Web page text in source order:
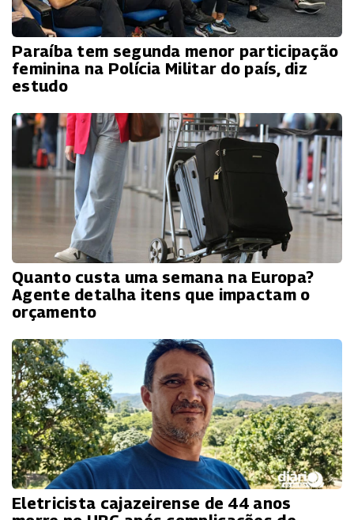
Paraíba tem segunda menor participação
feminina na Polícia Militar do país, diz
estudo
Quanto custa uma semana na Europa?
Agente detalha itens que impactam o
orçamento
Eletricista cajazeirense de 44 anos